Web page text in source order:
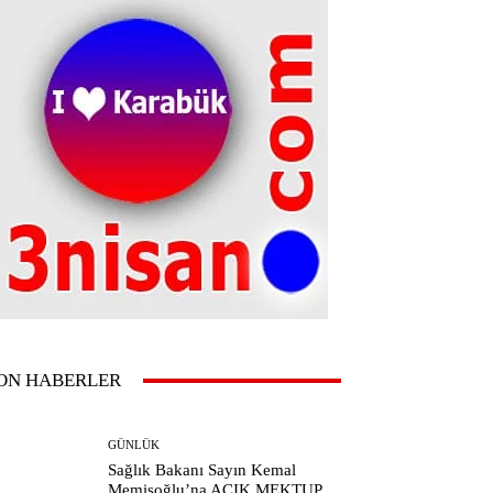
HABERLER
GÜNLÜK
Sağlık Bakanı Sayın Kemal